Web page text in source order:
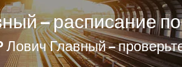
– расписание
Лович Главный –